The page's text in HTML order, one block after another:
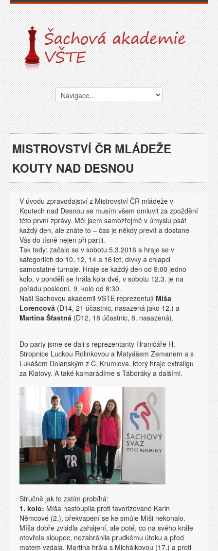
MISTROVSTVÍ ČR MLÁDEŽE
KOUTY NAD DESNOU
V úvodu zpravodajství z Mistrovství ČR mládeže v
Koutech nad Desnou se musím všem omluvit za zpoždění
této první zprávy. Měl jsem samozřejmě v úmyslu psát
každý den, ale znáte to – čas je někdy prevít a dostane
Vás do tísně nejen při partii.
Tak tedy: začalo se v sobotu 5.3.2016 a hraje se v
kategoriích do 10, 12, 14 a 16 let, dívky a chlapci
samostatné turnaje. Hraje se každý den od 9:00 jedno
kolo, v pondělí se hrála kola dvě, v sobotu 12.3. je na
pořadu poslední, 9. kolo od 8:30.
Naši Šachovou akademii VŠTE reprezentují Míša
Lorencová (D14, 21 účastnic, nasazená jako 12.) a
Martina Šťastná (D12, 18 účastnic, 8. nasazená).
Do party jsme se dali s reprezentanty Hraničáře H.
Stropnice Luckou Rolinkovou a Matyášem Zemanem a s
Lukášem Dolanským z Č. Krumlova, který hraje extraligu
za Klatovy. A také kamarádíme s Táboráky a dalšími.
Stručně jak to zatím probíhá:
1. kolo: Míša nastoupila proti favorizované Karin
Němcové (2.), překvapení se ke smůle Míši nekonalo.
Míša dobře zvládla zahájení, ale poté, co na svého krále
otevřela sloupec, nezabránila prudkému útoku a před
matem vzdala. Martina hrála s Michálkovou (17.) a proti